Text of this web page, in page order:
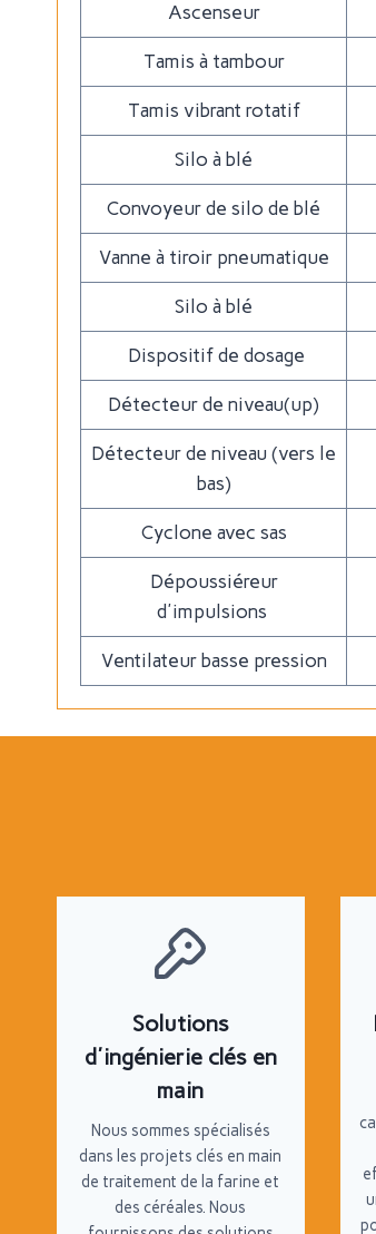
Ascenseur
Tamis à tambour
Tamis vibrant rotatif
Silo à blé
Convoyeur de silo de blé
Vanne à tiroir pneumatique
Silo à blé
Dispositif de dosage
Détecteur de niveau(up)
Détecteur de niveau (vers le
bas)
Cyclone avec sas
Dépoussiéreur
d'impulsions
Ventilateur basse pression
Solutions
d'ingénierie clés en
main
Nous sommes spécialisés
dans les projets clés en main
de traitement de la farine et
des céréales. Nous